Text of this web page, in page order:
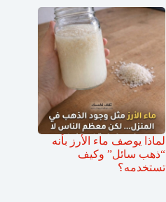
لماذا يوصف ماء الأرز بأنه
“ذهب سائل” وكيف
تستخدمه؟